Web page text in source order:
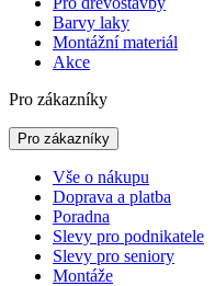
Barvy laky
Montážní materiál
Akce
Pro zákazníky
Pro zákazníky
Vše o nákupu
Doprava a platba
Poradna
Slevy pro podnikatele
Slevy pro seniory
Montáže